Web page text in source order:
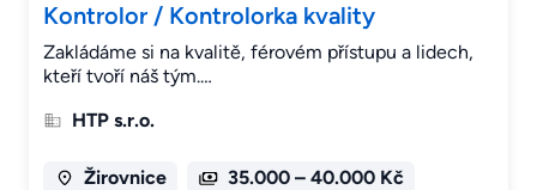
Kontrolor / Kontrolorka kvality
Zakládáme si na kvalitě, férovém přístupu a lidech,
kteří tvoří náš tým.…
HTP s.r.o.
Žirovnice 35.000 – 40.000 Kč